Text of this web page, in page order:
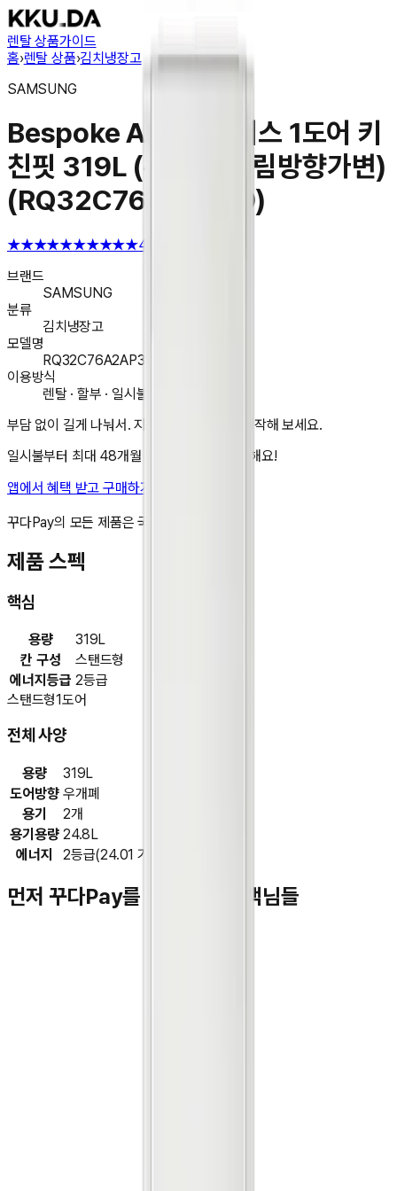
렌탈 상품가이드
홈›렌탈 상품›김치냉장고
SAMSUNG
Bespoke AI 김치플러스 1도어 키
친핏 319L (우열림/열림방향가변)
(RQ32C76A2AP39)
★★★★★★★★★★4.6
브랜드
SAMSUNG
분류
김치냉장고
모델명
RQ32C76A2AP39
이용방식
렌탈 · 할부 · 일시불 구매
부담 없이 길게 나눠서. 지금 앱에서 렌탈을 시작해 보세요.
일시불부터 최대 48개월 무이자 할부도 가능해요!
앱에서 혜택 받고 구매하기
꾸다Pay의 모든 제품은 국내 정품입니다.
제품 스펙
핵심
용량
319L
칸 구성
스탠드형
에너지등급 2등급
스탠드형1도어
전체 사양
용량
319L
도어방향 우개폐
용기
2개
용기용량 24.8L
에너지
2등급(24.01 기준)
먼저 꾸다Pay를 이용하신 고객님들